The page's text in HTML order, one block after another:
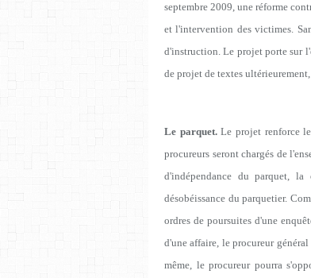
septembre 2009, une réforme
et l'intervention des victimes.
d'instruction. Le projet porte sur
de projet de textes
Le parquet.Le projet renforce
procureurs seront chargés de
d'indépendance du parquet,
désobéissance du parquetier.
ordres de poursuites d'une
d'une affaire, le procureur
même, le procureur pourra